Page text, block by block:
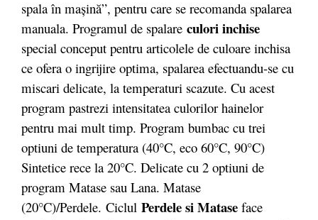
spala în maşină”, pentru care se recomanda spalarea
manuala. Programul de spalare culori inchise
special conceput pentru articolele de culoare inchisa
ce ofera o ingrijire optima, spalarea efectuandu-se cu
miscari delicate, la temperaturi scazute. Cu acest
program pastrezi intensitatea culorilor hainelor
pentru mai mult timp. Program bumbac cu trei
optiuni de temperatura (40°C, eco 60°C, 90°C)
Sintetice rece la 20°C. Delicate cu 2 optiuni de
program Matase sau Lana. Matase
(20°C)/Perdele. Ciclul Perdele si Matase face